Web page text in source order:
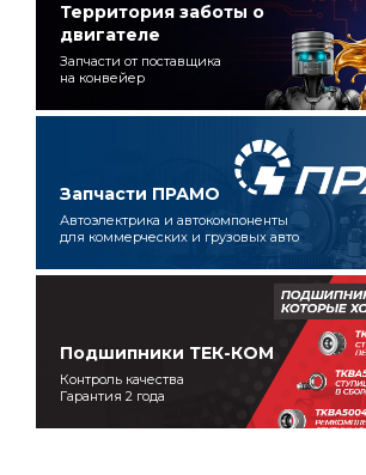
Территория заботы о
двигателе
Запчасти от поставщика
на конвейер
Запчасти ПРАМО
Автоэлектрика и автокомпоненты
для коммерческих и грузовых авто
Подшипники ТЕК-КОМ
Контроль качества
Гарантия 2 года